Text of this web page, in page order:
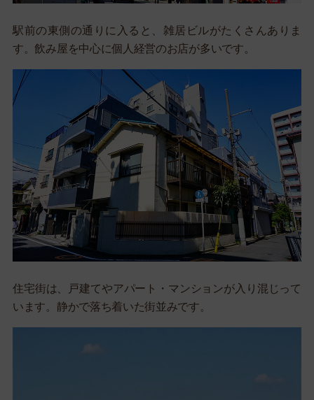
駅前の東側の通りに入ると、雑居ビルがたくさんありま
す。飲み屋を中心に個人経営のお店が多いです。
住宅街は、戸建てやアパート・マンションが入り混じって
います。静かで落ち着いた街並みです。